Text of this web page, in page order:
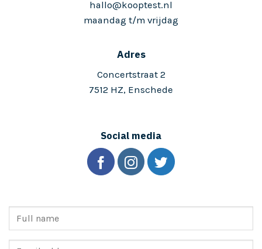
hallo@kooptest.nl
maandag t/m vrijdag
Adres
Concertstraat 2
7512 HZ, Enschede
Social media